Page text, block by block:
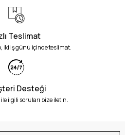
Teslimat
iki iş günü içinde teslimat.
Desteği
ilgili soruları bize iletin.